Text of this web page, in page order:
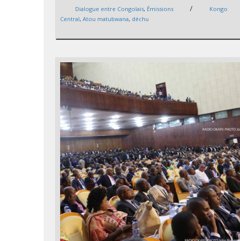
Dialogue entre Congolais, Émissions /
Kongo
Central,Atou matubwana, déchu